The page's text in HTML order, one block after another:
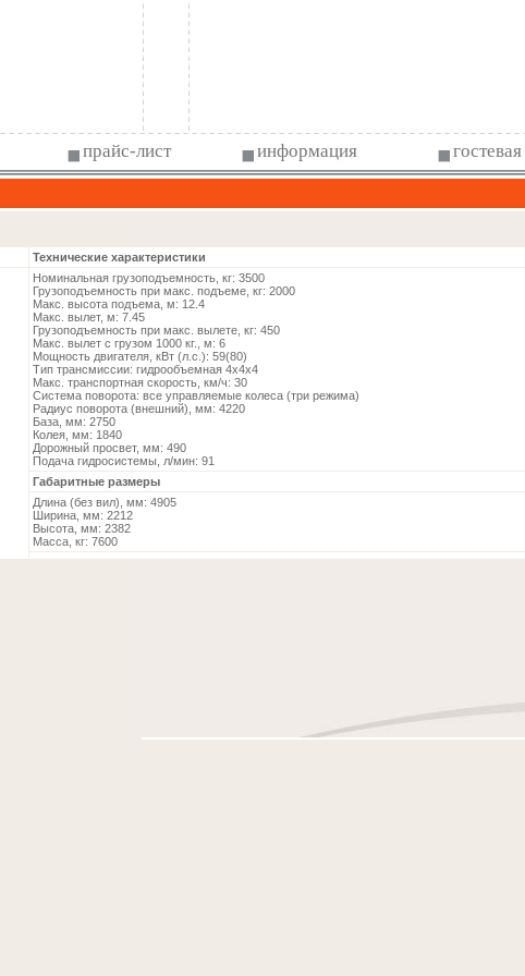
прайс-лист информация
Технические характеристики
Номинальная грузоподъемность, кг: 3500
Грузоподъемность при макс. подъеме, кг: 2000
Макс. высота подъема, м: 12.4
Макс. вылет, м: 7.45
Грузоподъемность при макс. вылете, кг: 450
Макс. вылет с грузом 1000 кг., м: 6
Мощность двигателя, кВт (л.с.): 59(80)
Тип трансмиссии: гидрообъемная 4х4х4
Макс. транспортная скорость, км/ч: 30
Система поворота: все управляемые колеса (три режима)
Радиус поворота (внешний), мм: 4220
База, мм: 2750
Колея, мм: 1840
Дорожный просвет, мм: 490
Подача гидросистемы, л/мин: 91
Габаритные размеры
Длина (без вил), мм: 4905
Ширина, мм: 2212
Высота, мм: 2382
Масса, кг: 7600